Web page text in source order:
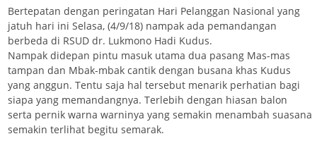
Bertepatan dengan peringatan Hari Pelanggan Nasional yang
jatuh hari ini Selasa, (4/9/18) nampak ada pemandangan
berbeda di RSUD dr. Lukmono Hadi Kudus.
Nampak didepan pintu masuk utama dua pasang Mas-mas
tampan dan Mbak-mbak cantik dengan busana khas Kudus
yang anggun. Tentu saja hal tersebut menarik perhatian bagi
siapa yang memandangnya. Terlebih dengan hiasan balon
serta pernik warna warninya yang semakin menambah suasana
semakin terlihat begitu semarak.